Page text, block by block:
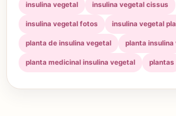
insulina vegetal insulina vegetal cissus
insulina vegetal fotos insulina vegetal
planta de insulina vegetal planta insulina
planta medicinal insulina vegetal plantas